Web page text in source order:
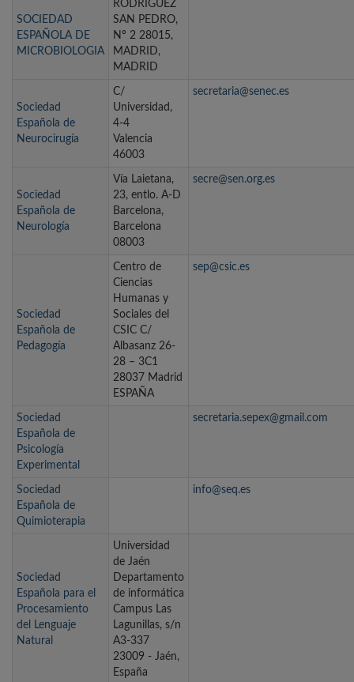
SOCIEDAD
ESPAÑOLA DE
MICROBIOLOGIA
RODRIGUEZ
SAN PEDRO,
Nº 2 28015,
MADRID,
MADRID
Sociedad
Española de
Neurocirugía
C/
Universidad,
4-4
Valencia
46003
secretaria@senec.es
Sociedad
Española de
Neurología
Vía Laietana,
23, entlo. A-D
Barcelona,
Barcelona
08003
secre@sen.org.es
Sociedad
Española de
Pedagogía
Centro de
Ciencias
Humanas y
Sociales del
CSIC C/
Albasanz 26-
28 – 3C1
28037 Madrid
ESPAÑA
sep@csic.es
Sociedad
Española de
Psicología
Experimental
secretaria.sepex@gmail.com
Sociedad
Española de
Quimioterapia
info@seq.es
Sociedad
Española para el
Procesamiento
del Lenguaje
Natural
Universidad
de Jaén
Departamento
de informática
Campus Las
Lagunillas, s/n
A3-337
23009 - Jaén,
España